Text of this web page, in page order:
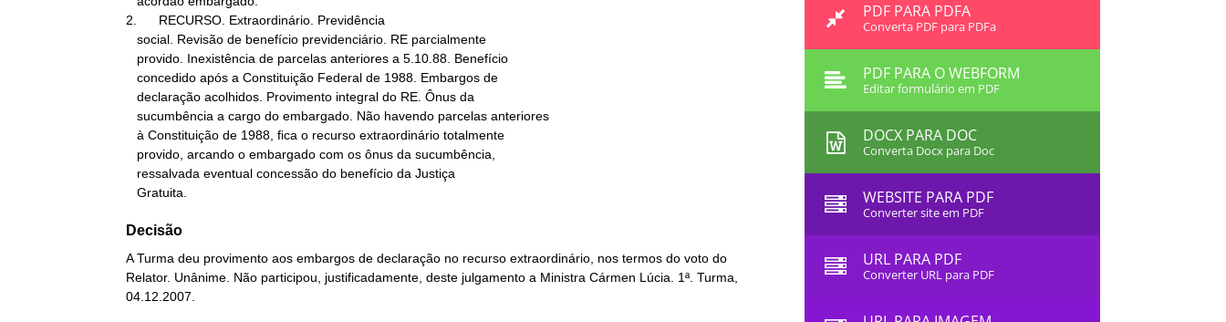
2.      RECURSO. Extraordinário. Previdência
   Gratuita.
Decisão
A Turma deu provimento aos embargos de declaração no recurso extraordinário, nos termos do voto do
Relator. Unânime. Não participou, justificadamente, deste julgamento a Ministra Cármen Lúcia. 1ª. Turma,
04.12.2007.
PDF PARA PDFA
Converta PDF para PDFa
PDF PARA O WEBFORM
Editar formulário em PDF
DOCX PARA DOC
Converta Docx para Doc
WEBSITE PARA PDF
Converter site em PDF
URL PARA PDF
Converter URL para PDF